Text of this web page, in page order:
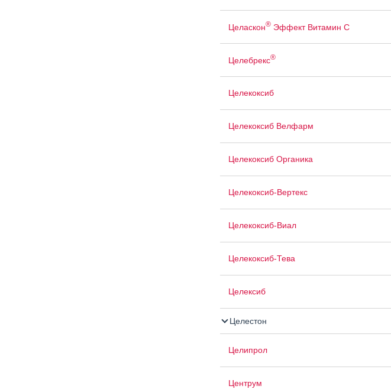
Целаскон®Эффект Витамин С
Целебрекс®
Целекоксиб
Целекоксиб Велфарм
Целекоксиб Органика
Целекоксиб-Вертекс
Целекоксиб-Виал
Целекоксиб-Тева
Целексиб
Целестон
Целипрол
Центрум